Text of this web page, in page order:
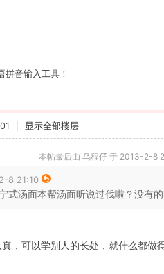
拼音输入工具！
显示全部楼层
本帖最后由 乌程仔 于 2013-2-8
8 21:10
式汤面本帮汤面听说过伐啦？没有
，可以学别人的长处，就什么都